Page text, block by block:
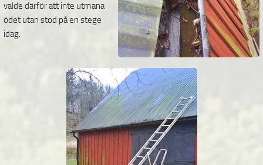
valde därför att inte utmana
ödet utan stod på en stege
idag.